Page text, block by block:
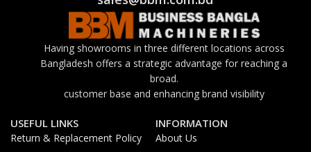
Having showrooms in three different locations across
Bangladesh offers a strategic advantage for reaching a
broad.
customer base and enhancing brand visibility
USEFUL LINKS
Return & Replacement Policy
INFORMATION
About Us